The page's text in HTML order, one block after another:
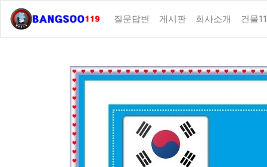
질문답변 게시판 회사소개 건물